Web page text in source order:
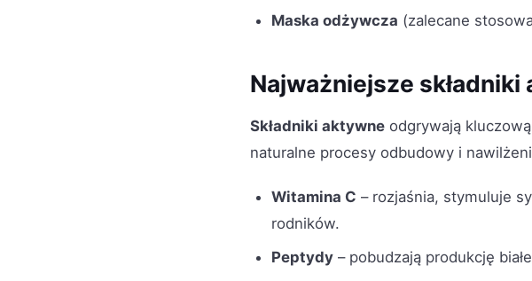
Maska odżywcza (zalecane
Najważniejsze
Składniki aktywne odgrywają
naturalne procesy odbudowy i
Witamina C – rozjaśnia, stymuluje
rodników.
Peptydy – pobudzają produkcję